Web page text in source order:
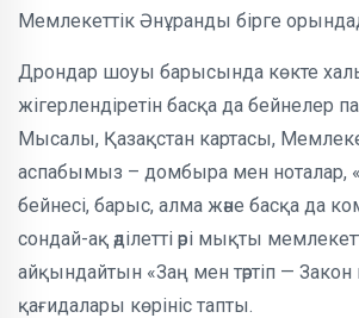
Мемлекеттік Әнұранды бірге
Дрондар шоуы барысында көкте
жігерлендіретін басқа да бейнелер
Мысалы, Қазақстан картасы,
аспабымыз – домбыра мен ноталар,
бейнесі, барыс, алма және басқа да
сондай-ақ әділетті әрі мықты
айқындайтын «Заң мен тәртіп — Закон
қағидалары көрініс тапты.